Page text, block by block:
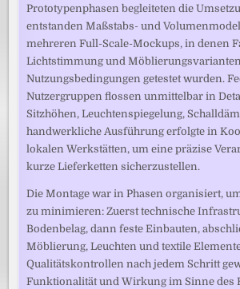
Prototypenphasen begleiteten die
entstanden Maßstabs- und
mehreren Full-Scale-Mockups, in denen
Lichtstimmung und
Nutzungsbedingungen getestet wurden.
Nutzergruppen flossen unmittelbar in
Sitzhöhen, Leuchtenspiegelung,
handwerkliche Ausführung erfolgte in
lokalen Werkstätten, um eine präzise
kurze Lieferketten sicherzustellen.
Die Montage war in Phasen organisiert,
zu minimieren: Zuerst technische
Bodenbelag, dann feste Einbauten,
Möblierung, Leuchten und textile
Qualitätskontrollen nach jedem Schritt
Funktionalität und Wirkung im Sinne